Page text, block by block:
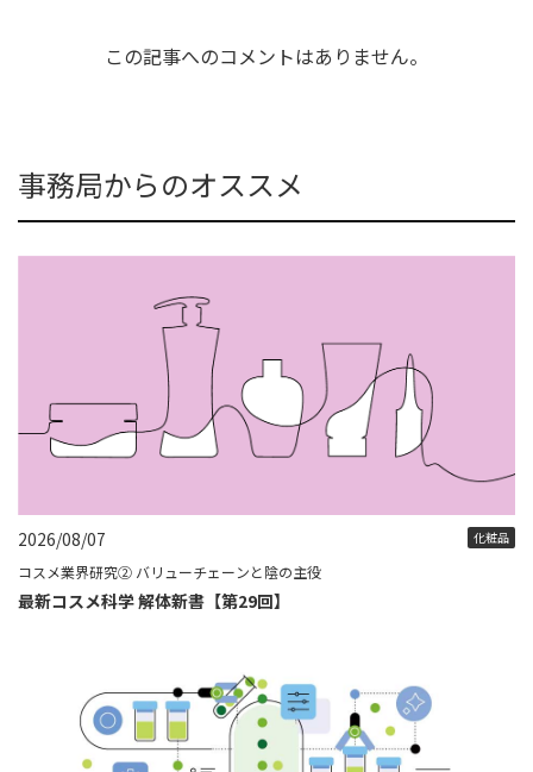
この記事へのコメントはありません。
事務局からのオススメ
2026/08/07 化粧品
コスメ業界研究② バリューチェーンと陰の主役
最新コスメ科学 解体新書【第29回】